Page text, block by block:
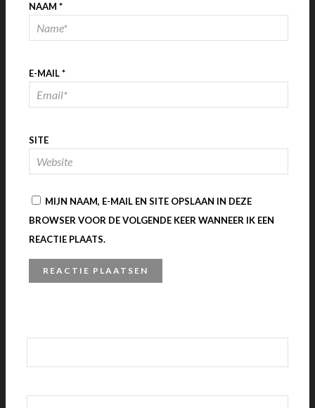
NAAM *
E-MAIL*
SITE
MIJN NAAM, E-MAIL EN SITE OPSLAAN IN DEZE
BROWSER VOOR DE VOLGENDE KEER WANNEER IK EEN
REACTIE PLAATS.